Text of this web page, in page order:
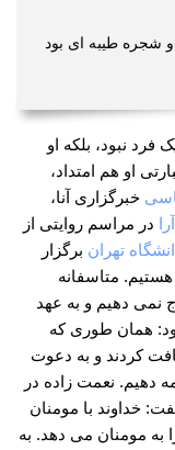
شجره طیبه ای بود
فرد نبود، بلکه او
او هم امتداد،
خبرگزاری آنا،
در مراسم روایتی از
تهران برگزار
متاسفانه
نمی دهیم و به عهد
همان طوری که
کردند و به دعوت
دهیم. نعمت زاده در
خداوند با مومنان
به مومنان می دهد. به